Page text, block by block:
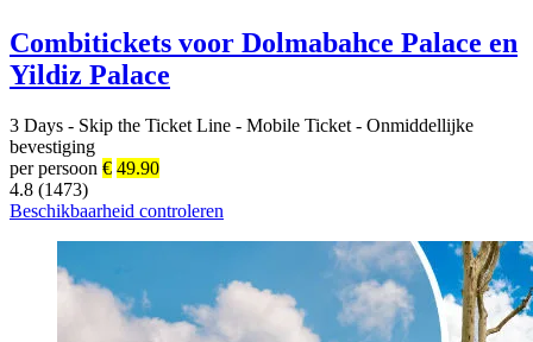
Combitickets voor Dolmabahce Palace en
Yildiz Palace
3 Days - Skip the Ticket Line - Mobile Ticket - Onmiddellijke
bevestiging
per persoon € 49.90
4.8 (1473)
Beschikbaarheid controleren